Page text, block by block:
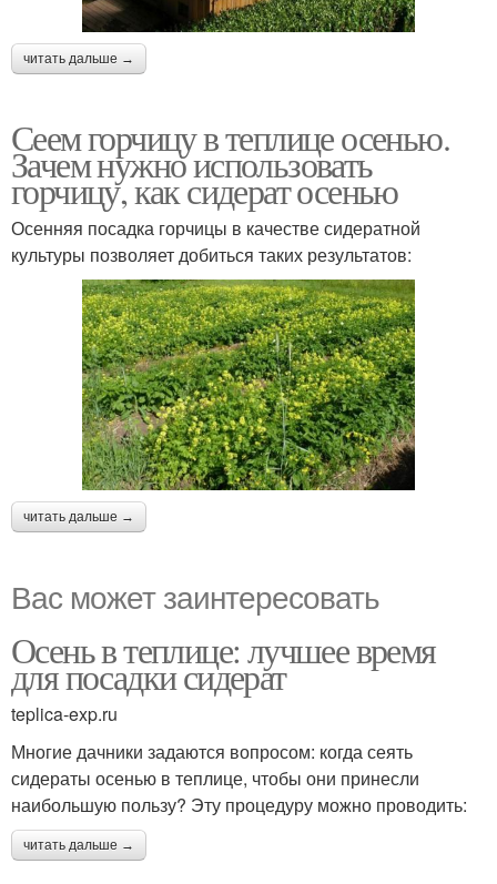
читать дальше →
Сеем горчицу в теплице осенью.
Зачем нужно использовать
горчицу, как сидерат осенью
Осенняя посадка горчицы в качестве сидератной
культуры позволяет добиться таких результатов:
читать дальше →
Вас может заинтересовать
Осень в теплице: лучшее время
для посадки сидерат
teplica-exp.ru
Многие дачники задаются вопросом: когда сеять
сидераты осенью в теплице, чтобы они принесли
наибольшую пользу? Эту процедуру можно проводить:
читать дальше →